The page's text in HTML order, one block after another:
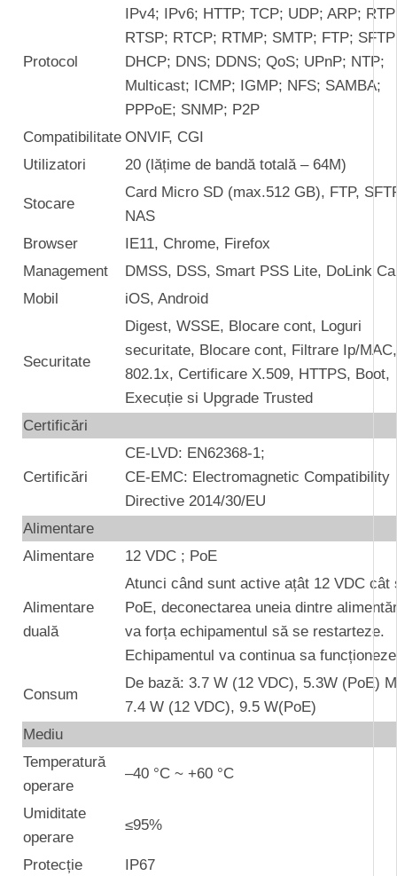
Protocol
IPv4; IPv6; HTTP; TCP; UDP; ARP;
RTSP; RTCP; RTMP; SMTP; FTP;
DHCP; DNS; DDNS; QoS; UPnP; NTP;
Multicast; ICMP; IGMP; NFS; SAMBA;
PPPoE; SNMP; P2P
Compatibilitate ONVIF, CGI
Utilizatori
20 (lățime de bandă totală – 64M)
Stocare
Card Micro SD (max.512 GB), FTP,
NAS
Browser
IE11, Chrome, Firefox
Management
DMSS, DSS, Smart PSS Lite, DoLink
Mobil
iOS, Android
Securitate
Digest, WSSE, Blocare cont, Loguri
securitate, Blocare cont, Filtrare Ip/MAC,
802.1x, Certificare X.509, HTTPS, Boot,
Execuție si Upgrade Trusted
Certificări
Certificări
CE-LVD: EN62368-1;
CE-EMC: Electromagnetic Compatibility
Directive 2014/30/EU
Alimentare
Alimentare
12 VDC ; PoE
Alimentare
duală
Atunci când sunt active ațât 12 VDC cât
PoE, deconectarea uneia dintre
va forța echipamentul să se restarteze.
Echipamentul va continua sa funcționeze
Consum
De bază: 3.7 W (12 VDC), 5.3W (PoE)
7.4 W (12 VDC), 9.5 W(PoE)
Mediu
Temperatură
operare
–40 °C ~ +60 °C
Umiditate
operare
≤95%
Protecție IP67